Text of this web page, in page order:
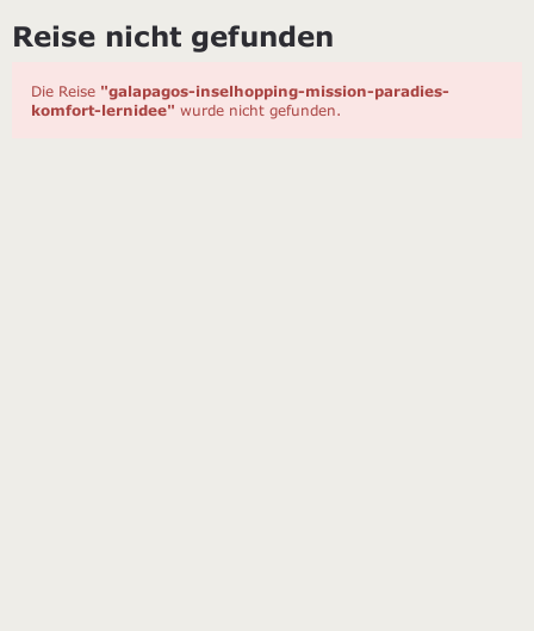
Reise nicht gefunden
Die Reise "galapagos-inselhopping-mission-paradies-
komfort-lernidee" wurde nicht gefunden.